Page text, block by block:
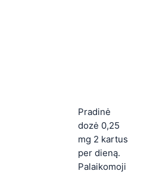
Pradinė
dozė 0,25
mg 2 kartus
per dieną.
Palaikomoji